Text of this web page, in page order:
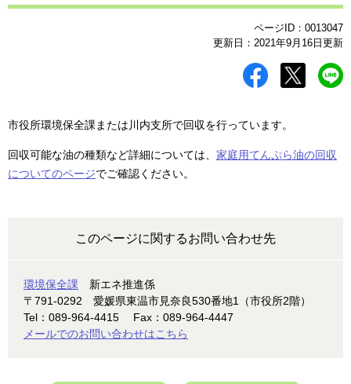
ページID：0013047
更新日：2021年9月16日更新
市役所環境保全課または川内支所で回収を行っています。
回収可能な油の種類など詳細については、 家庭用てんぷら油の回収
についてのページでご確認ください。
このページに関するお問い合わせ先
環境保全課
新エネ推進係
〒791-0292
愛媛県東温市見奈良530番地1（市役所2階）
Tel：089-964-4415
Fax：089-964-4447
メールでのお問い合わせはこちら